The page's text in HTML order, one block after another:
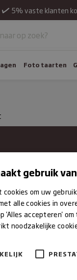
5% vaste klanten
Foto taarten
| 14:00 – 18:00
| 14:00 – 18:00
07:00 – 16:00
gebruik
om uw
alle cookies in
'Alles accepteren'
noodzakelijke